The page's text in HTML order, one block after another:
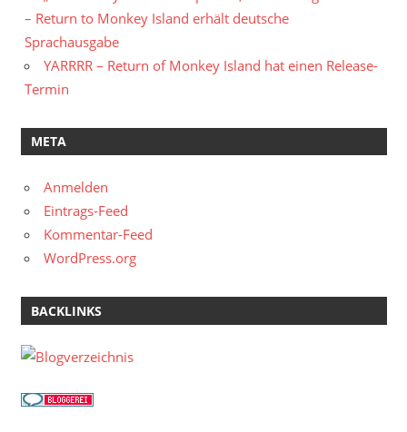
– Return to Monkey Island erhält deutsche
Sprachausgabe
YARRRR – Return of Monkey Island hat einen Release-
Termin
META
Anmelden
Eintrags-Feed
Kommentar-Feed
WordPress.org
BACKLINKS